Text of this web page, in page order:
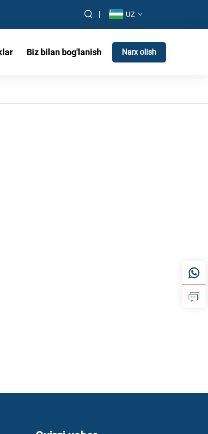
UZ
Biz bilan bog'lanish Narx olish